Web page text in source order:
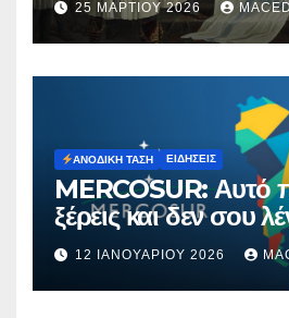
25 ΜΑΡΤΊΟΥ 2026
ΑΝΟΔΙΚΉ ΤΆΣΗ ΕΙΔΉΣΕΙΣ
MERCOSUR: Αυτό
ξέρεις και δεν σου
12 ΙΑΝΟΥΑΡΊΟΥ 2026